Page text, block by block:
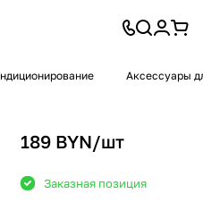
Аксессуары
189 BYN/шт
Заказная позиция